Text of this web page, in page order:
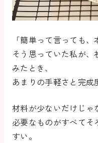
「簡単って言っても
そう思っていた私が、
みたとき、
あまりの手軽さと完成
材料が少ないだけじゃ
必要なものがすべてそ
すい。